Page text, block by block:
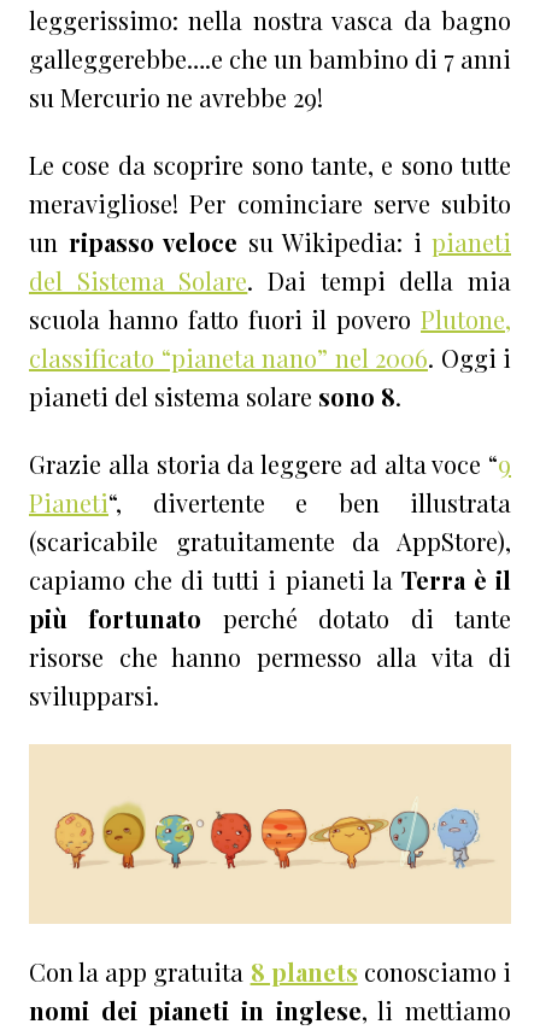
leggerissimo: nella nostra vasca da bagno
galleggerebbe….e che un bambino di 7 anni
su Mercurio ne avrebbe 29!
Le cose da scoprire sono tante, e sono tutte
meravigliose!Per cominciare serve subito
un ripasso veloce su Wikipedia: i pianeti
del Sistema Solare. Dai tempi della mia
scuola hanno fatto fuori il povero Plutone,
classificato “pianeta nano” nel 2006. Oggi i
pianeti del sistema solare sono 8.
Grazie alla storia da leggere ad alta voce “9
Pianeti“, divertente e ben illustrata
(scaricabile gratuitamente da AppStore),
capiamo che di tutti i pianeti la Terra è il
più fortunato perché dotato di tante
risorse che hanno permesso alla vita di
svilupparsi.
Con la app gratuita 8 planets conosciamo i
nomi dei pianeti in inglese, li mettiamo